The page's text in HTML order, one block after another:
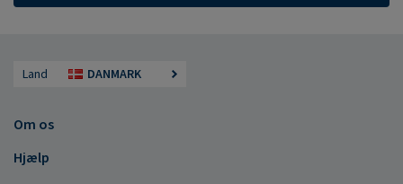
Land DANMARK
Om os
Hjælp